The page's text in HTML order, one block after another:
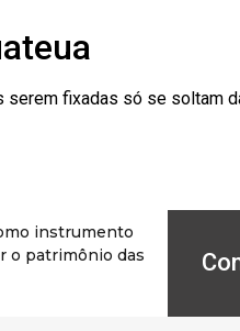
fixadas só se soltam
instrumento
o patrimônio das